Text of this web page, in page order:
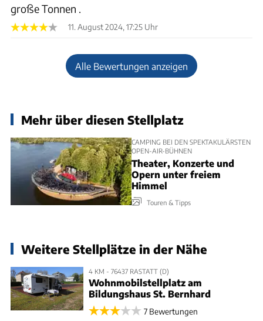
große Tonnen .
11. August 2024, 17:25 Uhr
Alle Bewertungen anzeigen
Mehr über diesen Stellplatz
CAMPING BEI DEN SPEKTAKULÄRSTEN
OPEN-AIR-BÜHNEN
Theater, Konzerte und
Opern unter freiem
Himmel
Touren & Tipps
Weitere Stellplätze in der Nähe
4 KM - 76437 RASTATT (D)
Wohnmobilstellplatz am
Bildungshaus St. Bernhard
7 Bewertungen